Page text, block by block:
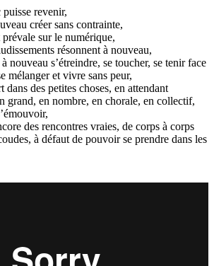
revenir,
créer sans contrainte,
sur le numérique,
résonnent à nouveau,
nouveau s’étreindre, se toucher, se tenir face
mélanger et vivre sans peur,
dans des petites choses, en attendant
grand, en nombre, en chorale, en collectif,
des rencontres vraies, de corps à corps
à défaut de pouvoir se prendre dans les